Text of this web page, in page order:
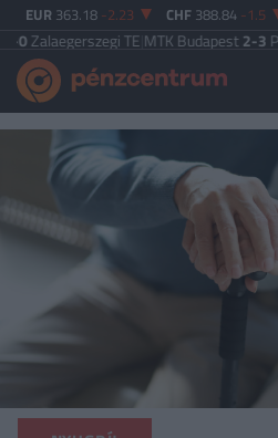
EUR 363.18 -2.23 CHF 388.84 -1.5
TE|MTK Budapest2-3Puskás